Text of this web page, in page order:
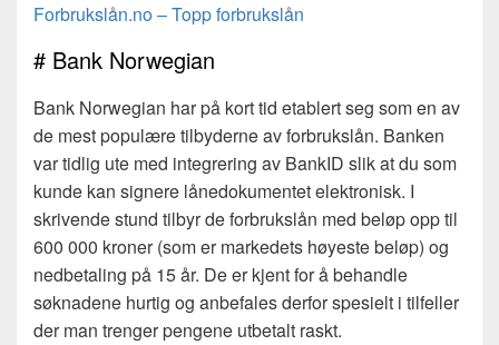
Forbrukslån.no – Topp forbrukslån
# Bank Norwegian
Bank Norwegian har på kort tid etablert seg som en av
de mest populære tilbyderne av forbrukslån. Banken
var tidlig ute med integrering av BankID slik at du som
kunde kan signere lånedokumentet elektronisk. I
skrivende stund tilbyr de forbrukslån med beløp opp til
600 000 kroner (som er markedets høyeste beløp) og
nedbetaling på 15 år. De er kjent for å behandle
søknadene hurtig og anbefales derfor spesielt i tilfeller
der man trenger pengene utbetalt raskt.